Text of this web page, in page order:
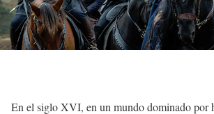
En el siglo XVI, en un mundo dominado por